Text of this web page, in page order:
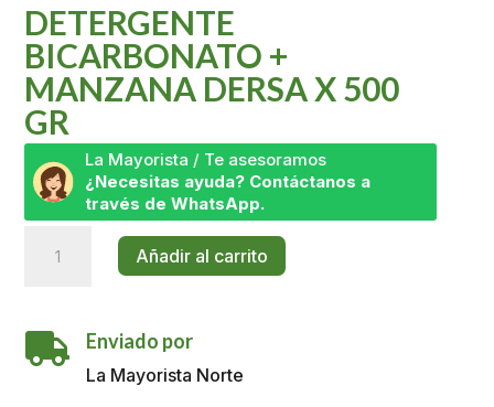
DETERGENTE
BICARBONATO +
MANZANA DERSA X 500
GR
La Mayorista / Te asesoramos
¿Necesitas ayuda? Contáctanos a
través de WhatsApp.
Bicarbonato
Dersa
X
Añadir al carrito
 Enviado por
La Mayorista Norte